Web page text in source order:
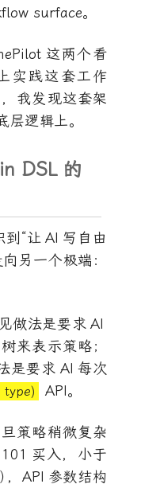
surface。
这两个看
实践这套工作
我发现这套架
逻辑上。
DSL 的
到“让 AI 写自由
另一个极端：
做法是要求 AI
树来表示策略；
是要求 AI 每次
type) API。
策略稍微复杂
101 买入，小于
）， API 参数结构